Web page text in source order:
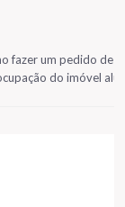
fazer um pedido de
do imóvel